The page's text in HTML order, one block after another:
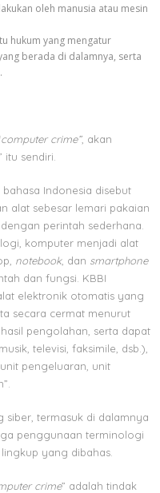
oleh manusia atau mesin
hukum yang mengatur
berada di dalamnya, serta
computer crime”, akan
itu sendiri.
bahasa Indonesia disebut
alat sebesar lemari pakaian
perintah sederhana.
komputer menjadi alat
notebook, dan smartphone
dan fungsi. KBBI
elektronik otomatis yang
secara cermat menurut
pengolahan, serta dapat
televisi, faksimile, dsb.),
pengeluaran, unit
termasuk di dalamnya
penggunaan terminologi
yang dibahas.
crime” adalah tindak